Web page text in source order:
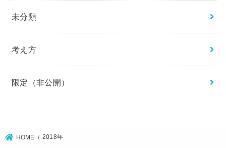
未分類
考え方
限定（非公開）
HOME 2018年